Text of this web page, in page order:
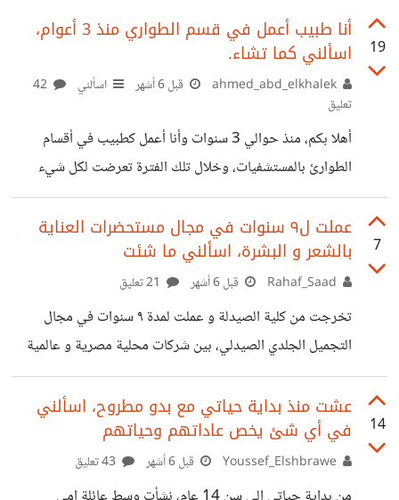
كثيراً
من القبائل العربية في غالب الأحيان يتفاجئ الناس كوني من
البدو واسكن بمحافظة الجيزة لسوء فهمهم واعتقادهم ان البدو
فقط بمطروح وسيناء هناك شئ آخر، يعتقد اغلب الناس طالما
أنك بدوي فأنت اما تاجر سلاح او مخدرات او تقوم بقطع الطريق
وهذا كلام عاري تماما من الصحة هناك شيئا
19
أنا طبيب أعمل في قسم الطواري منذ 3 أعوام،
اسألني كما تشاء.
قبل 6 أشهر اسألني
42
تعليق
أهلا بكم، منذ حوالي 3 سنوات وأنا أعمل كطبيب في أقسام
الطوارئ بالمستشفيات، وخلال تلك الفترة تعرضت لكل شيء
تقريبا، قصص وأزمات ومشاكل ومشاعر ولحظات إنسانية لا تُعد،
حتى أني تعرضت للضرب 🙂 أهم ما عرفته في تلك الفترة أيضا،
أن قسم الطواري بالنسبة لكثير من الناس مكان غامض وغير
مفهوم، ماذا يحدث عند وصول الحالات الحرجة؟ لماذا نجري فورا
على بعض الحالات والبعض الآخر نتعامل معه ببرود؟ كيف
نتعامل مع الموت أو المرافقين الغاضبين؟ وغيرها الكثير من
7
عملت ل٩ سنوات في مجال مستحضرات العناية
بالشعر و البشرة، اسألني ما شئت
قبل 6 أشهر
تخرجت من كلية الصيدلة و عملت لمدة ٩ سنوات في مجال
التجميل الجلدي الصيدلي، بين شركات محلية مصرية و عالمية
كذلك، و استطعت بناء روتين مثالي لي و للناس حتى أنني بدأت
مشروعي الخاص في منتجات العناية بالشعر و لاقت رواجا كبيرا
الحمد لله.
14
عشت منذ بداية حياتي مع بدو مطروح، اسألني
في أي شئ يخص عاداتهم وحياتهم
قبل 6 أشهر